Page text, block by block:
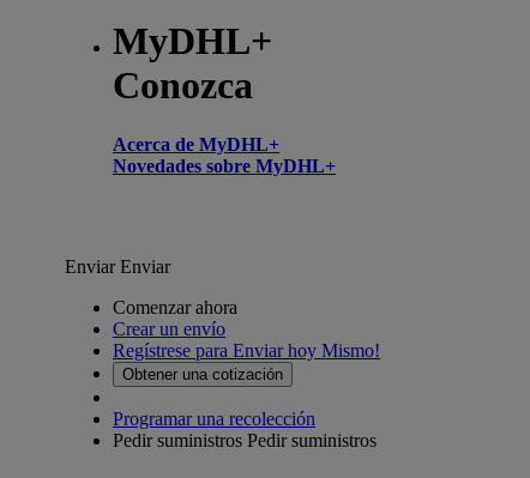
MyDHL+
Conozca
Acerca de MyDHL+
Novedades sobre MyDHL+
EnviarEnviar
Comenzar ahora
Crear un envío
Regístrese para Enviar hoy Mismo!
Obtener una cotización
Programar una recolección
Pedir suministros Pedir suministros